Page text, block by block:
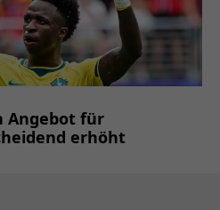
Angebot für
erhöht